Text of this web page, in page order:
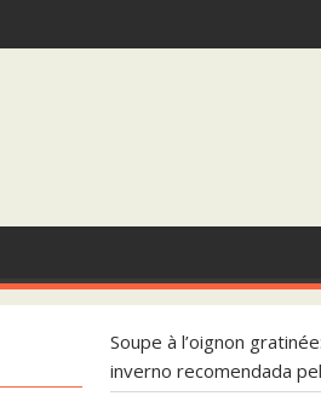
pelo Trio Gastronomia
que Aquece o Inverno de
Soupe à l’oignon
inverno recomendada